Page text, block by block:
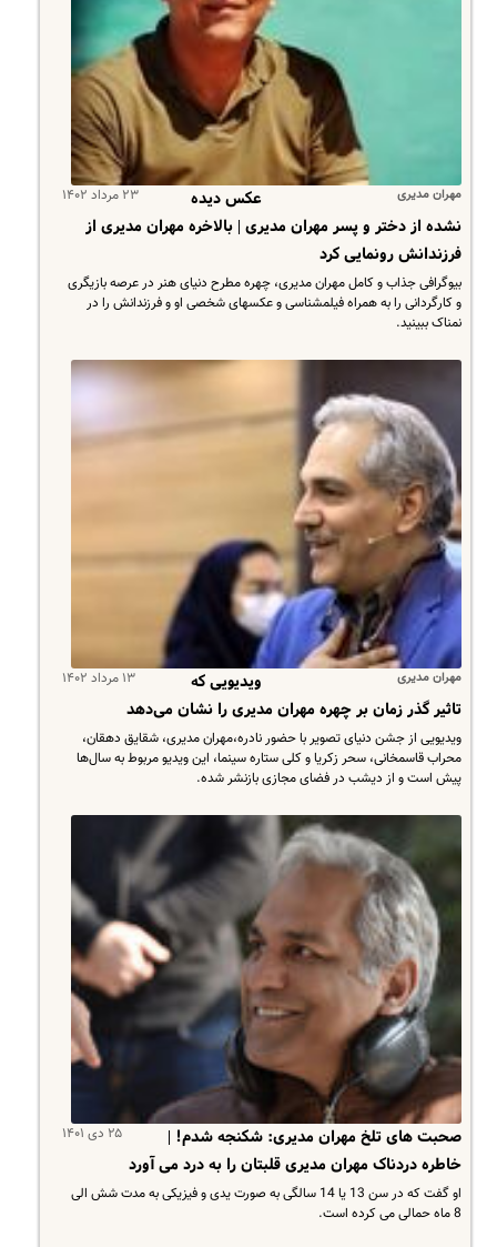
مهران مدیری ۲۳ مرداد ۱۴۰۲
عکس دیده
نشده از دختر و پسر مهران مدیری | بالاخره مهران مدیری از
فرزندانش رونمایی کرد
بیوگرافی جذاب و کامل مهران مدیری، چهره مطرح دنیای هنر در عرصه بازیگری
و کارگردانی را به همراه فیلمشناسی و عکسهای شخصی او و فرزندانش را در
نمناک ببینید.
مهران مدیری ۱۳ مرداد ۱۴۰۲
ویدیویی که
تاثیر گذر زمان بر چهره مهران مدیری را نشان می‌دهد
ویدیویی از جشن دنیای تصویر با حضور نادره،مهران مدیری، شقایق دهقان،
محراب قاسمخانی، سحر زکریا و کلی ستاره سینما، این ویدیو مربوط به سال‌ها
پیش است و از دیشب در فضای مجازی بازنشر شده.
۲۵ دی ۱۴۰۱
صحبت های تلخ مهران مدیری: شکنجه شدم! |
خاطره دردناک مهران مدیری قلبتان را به درد می آورد
او گفت که در سن 13 یا 14 سالگی به صورت یدی و فیزیکی به مدت شش الی
8 ماه حمالی می کرده است.